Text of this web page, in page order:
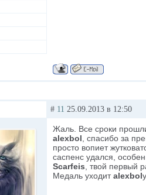
# 11 25.09.2013 в 12:50
Жаль. Все сроки
alexbol , спасибо за
просто вопиет
саспенс удался,
Scarfeis , твой первый
Медаль уходитalexbol